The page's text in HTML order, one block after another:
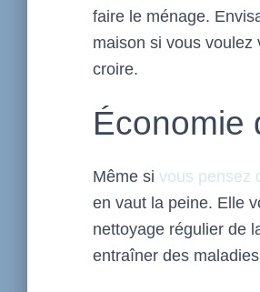
faire le ménage.
maison si vous
croire.
Économie
Même si vous pensez
en vaut la peine. Elle
nettoyage régulier de
entraîner des